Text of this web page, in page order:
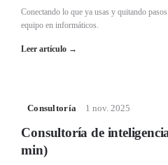
Conectando lo que ya usas y quitando
equipo en informáticos.
Leer artículo →
Consultoría 1 nov. 2025
Consultoría de
min)